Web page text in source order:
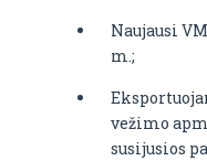
Naujausi
m.;
vežimo
susijusios